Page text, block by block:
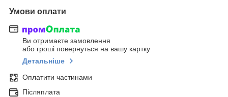
Умови оплати
Ви отримаєте замовлення
або гроші повернуться на вашу картку
Детальніше
Оплатити частинами
Післяплата